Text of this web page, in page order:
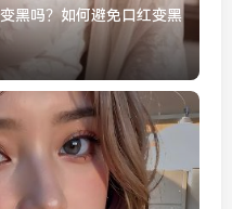
黑吗？如何避免口红变黑